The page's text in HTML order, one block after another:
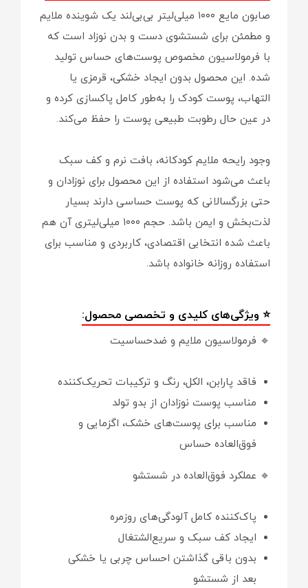
صابون مایع ۱۰۰۰ میلی‌لیتر بی‌بی‌لند یک شوینده ملایم
و مطمئن برای شستشوی دست‌ و بدن نوزاد است که
با فرمولاسیون مخصوص پوست‌های حساس تولید
شده. این محصول بدون ایجاد خشکی، قرمزی یا
التهاب، پوست کودک را به‌طور کامل پاکسازی کرده و
در عین حال رطوبت طبیعی پوست را حفظ می‌کند.
وجود رایحه ملایم کودکانه، بافت نرم و کف سبک
باعث می‌شود استفاده از این محصول برای نوزادان و
حتی بزرگسالانی که پوست حساسی دارند بسیار
لذت‌بخش و ایمن باشد. حجم ۱۰۰۰ میلی‌لیتری آن هم
باعث شده انتخابی اقتصادی، کاربردی و مناسب برای
استفاده روزانه خانواده باشد.
⭐ ویژگی‌های کلیدی و تخصصی محصول:
🔹 فرمولاسیون ملایم و ضدحساسیت
فاقد پارابن، الکل، رنگ و ترکیبات تحریک‌کننده
مناسب پوست نوزادان از بدو تولد
مناسب برای پوست‌های خشک، اگزمایی و
فوق‌العاده حساس
🔹 عملکرد فوق‌العاده در شستشو
پاک‌کننده کامل آلودگی‌های روزمره
ایجاد کف سبک و سریع‌الشتغال
بدون باقی گذاشتن احساس چربی یا خشکی
بعد از شستشو